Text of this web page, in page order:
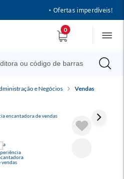
• Ofertas imperdíveis!
0
e Negócios Vendas